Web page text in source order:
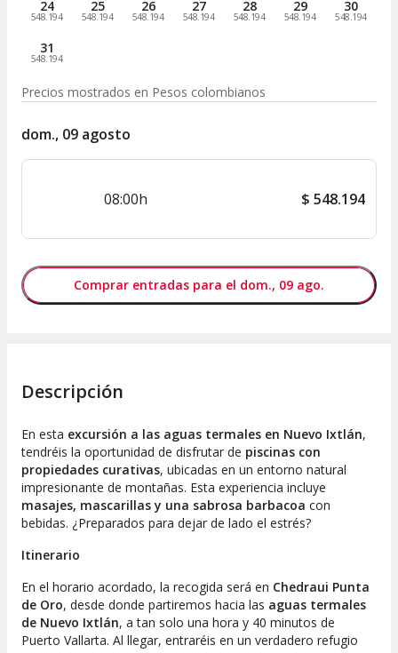
24
548.194
25
548.194
26
548.194
27
548.194
28
548.194
29
548.194
30
548.194
31
548.194
Precios mostrados en Pesos colombianos
dom., 09 agosto
08:00h $ 548.194
Comprar entradas para el dom., 09 ago.
Descripción
En esta excursión a las aguas termales en Nuevo Ixtlán,
tendréis la oportunidad de disfrutar de piscinas con
propiedades curativas, ubicadas en un entorno natural
impresionante de montañas. Esta experiencia incluye
masajes, mascarillas y una sabrosa barbacoa con
bebidas. ¿Preparados para dejar de lado el estrés?
Itinerario
En el horario acordado, la recogida será en Chedraui Punta
de Oro, desde donde partiremos hacia las aguas termales
de Nuevo Ixtlán, a tan solo una hora y 40 minutos de
Puerto Vallarta. Al llegar, entraréis en un verdadero refugio